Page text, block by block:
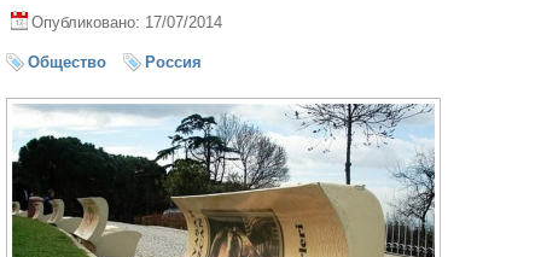
Опубликовано: 17/07/2014
Общество Россия